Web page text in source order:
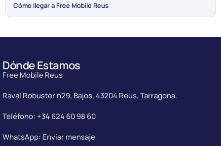
Cómo llegar a Free Mobile Reus
Dónde Estamos
Free Mobile Reus
Raval Robuster n29, Bajos, 43204 Reus, Tarragona.
Teléfono: +34 624 60 98 60
WhatsApp: Enviar mensaje